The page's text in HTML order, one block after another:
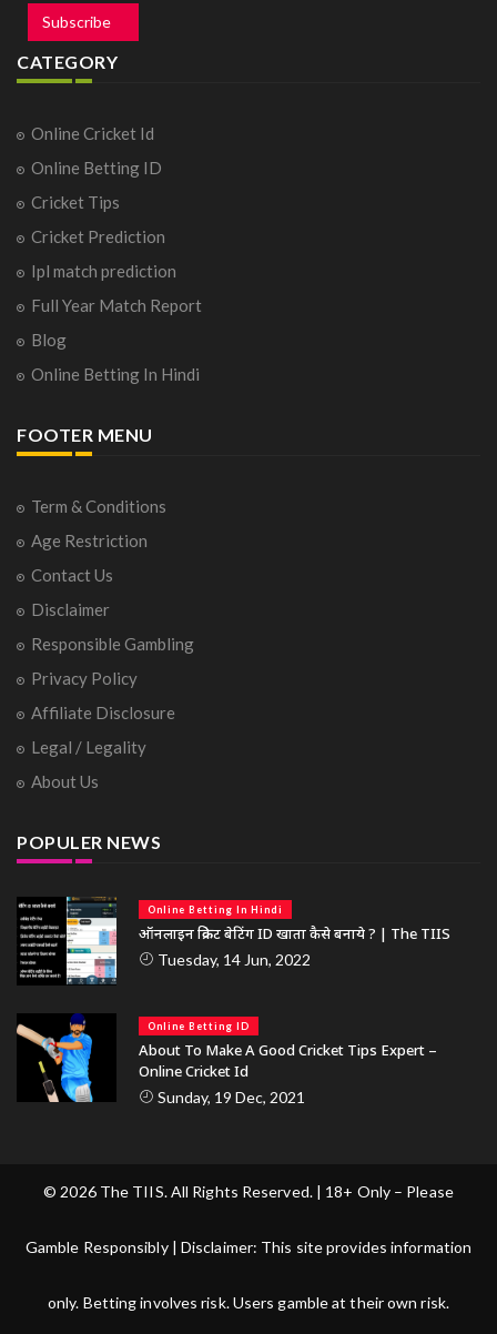
Subscribe
CATEGORY
Online Cricket Id
Online Betting ID
Cricket Tips
Cricket Prediction
Ipl match prediction
Full Year Match Report
Blog
Online Betting In Hindi
FOOTER MENU
Term & Conditions
Age Restriction
Contact Us
Disclaimer
Responsible Gambling
Privacy Policy
Affiliate Disclosure
Legal / Legality
About Us
POPULER NEWS
Online Betting In Hindi
ऑनलाइन क्रिकेट बेटिंग ID खाता कैसे बनाये ? | The TIIS
Tuesday, 14 Jun, 2022
Online Betting ID
About To Make A Good Cricket Tips Expert –
Online Cricket Id
Sunday, 19 Dec, 2021
© 2026 The TIIS. All Rights Reserved. | 18+ Only – Please
Gamble Responsibly | Disclaimer: This site provides information
only. Betting involves risk. Users gamble at their own risk.